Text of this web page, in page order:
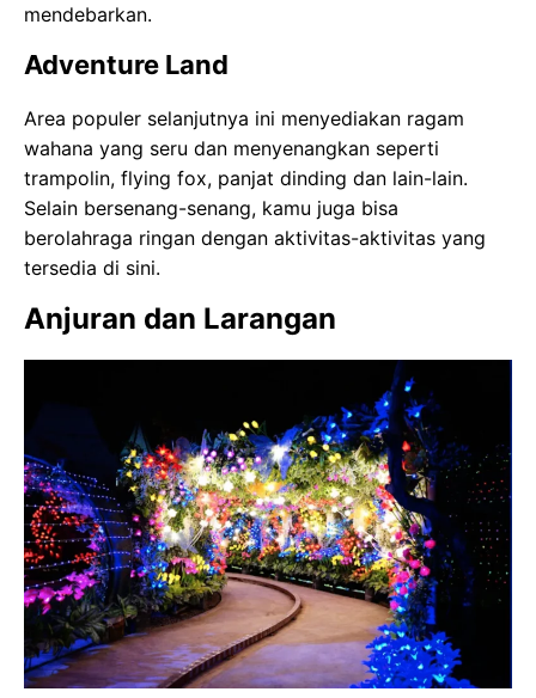
mendebarkan.
Adventure Land
Area populer selanjutnya ini menyediakan ragam
wahana yang seru dan menyenangkan seperti
trampolin, flying fox, panjat dinding dan lain-lain.
Selain bersenang-senang, kamu juga bisa
berolahraga ringan dengan aktivitas-aktivitas yang
tersedia di sini.
Anjuran dan Larangan